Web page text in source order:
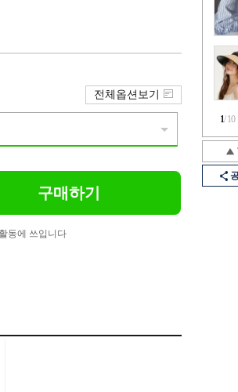
1/10
전체옵션보기
구매하기
동에 쓰입니다